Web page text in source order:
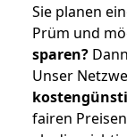
Sie planen
Prüm und
sparen?
Unser
fairen